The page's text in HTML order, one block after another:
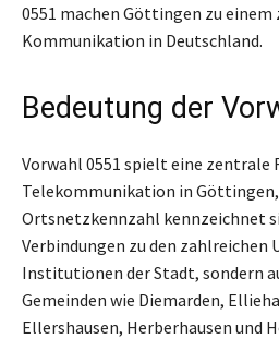
0551 machen Göttingen zu
Kommunikation in Deutschland.
Bedeutung der
Vorwahl 0551 spielt eine zentrale
Telekommunikation in Göttingen,
Ortsnetzkennzahl kennzeichnet
Verbindungen zu den zahlreichen
Institutionen der Stadt, sondern
Gemeinden wie Diemarden,
Ellershausen, Herberhausen und